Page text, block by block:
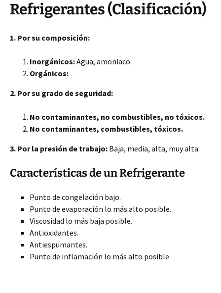
Refrigerantes (Clasificación)
1. Por su composición:
Inorgánicos:Agua, amoniaco.
Orgánicos:
2. Por su grado de seguridad:
No contaminantes, no combustibles, no tóxicos.
No contaminantes, combustibles, tóxicos.
3. Por la presión de trabajo: Baja, media, alta, muy alta.
Características de un Refrigerante
Punto de congelación bajo.
Punto de evaporación lo más alto posible.
Viscosidad lo más baja posible.
Antioxidantes.
Antiespumantes.
Punto de inflamación lo más alto posible.